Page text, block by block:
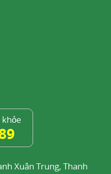
khỏe
Xuân Trung, Thanh